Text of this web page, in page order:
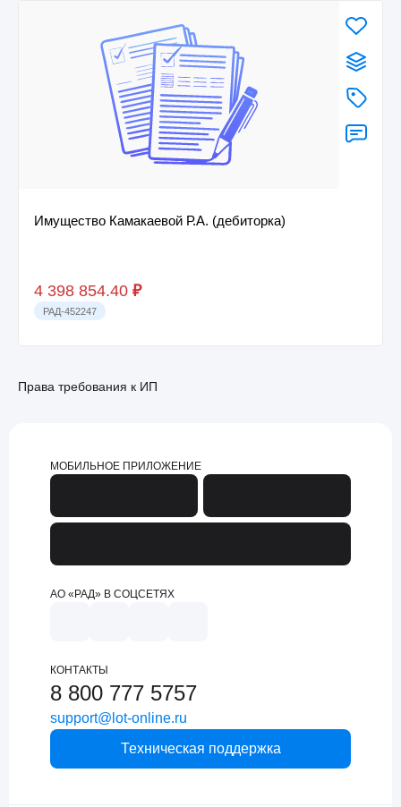
Имущество Камакаевой Р.А. (дебиторка)
4 398 854.40 ₽
РАД-452247
Права требования к ИП
МОБИЛЬНОЕ ПРИЛОЖЕНИЕ
АО «РАД» В СОЦСЕТЯХ
КОНТАКТЫ
8 800 777 5757
support@lot-online.ru
Техническая поддержка